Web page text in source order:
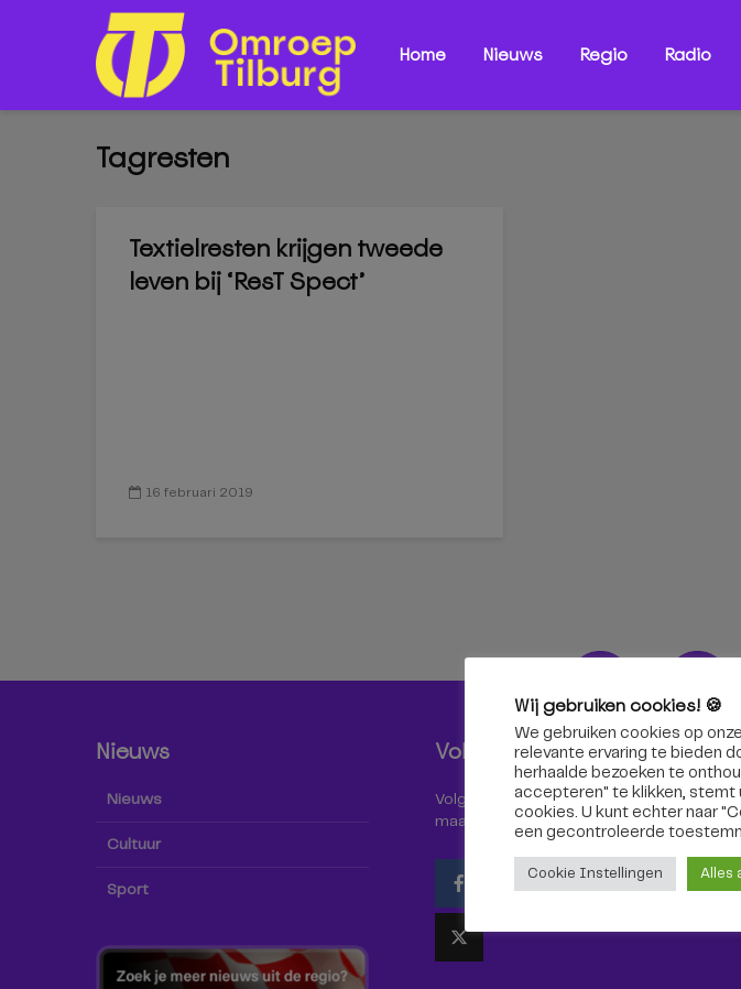
Home Nieuws Regio Radio
Tagresten
Textielresten krijgen tweede
leven bij ‘ResT Spect’
16 februari 2019
Nieuws
Nieuws
Cultuur
Sport
Volg ons!
Volg Omroep Tilburg niet alleen hier,
maar ook via social media!
Wij gebruiken cookies! 🍪
We gebruiken cookies op
relevante ervaring te bieden
herhaalde bezoeken te
accepteren" te klikken, stemt
cookies. U kunt echter naar
een ​​gecontroleerde
Cookie Instellingen Alles